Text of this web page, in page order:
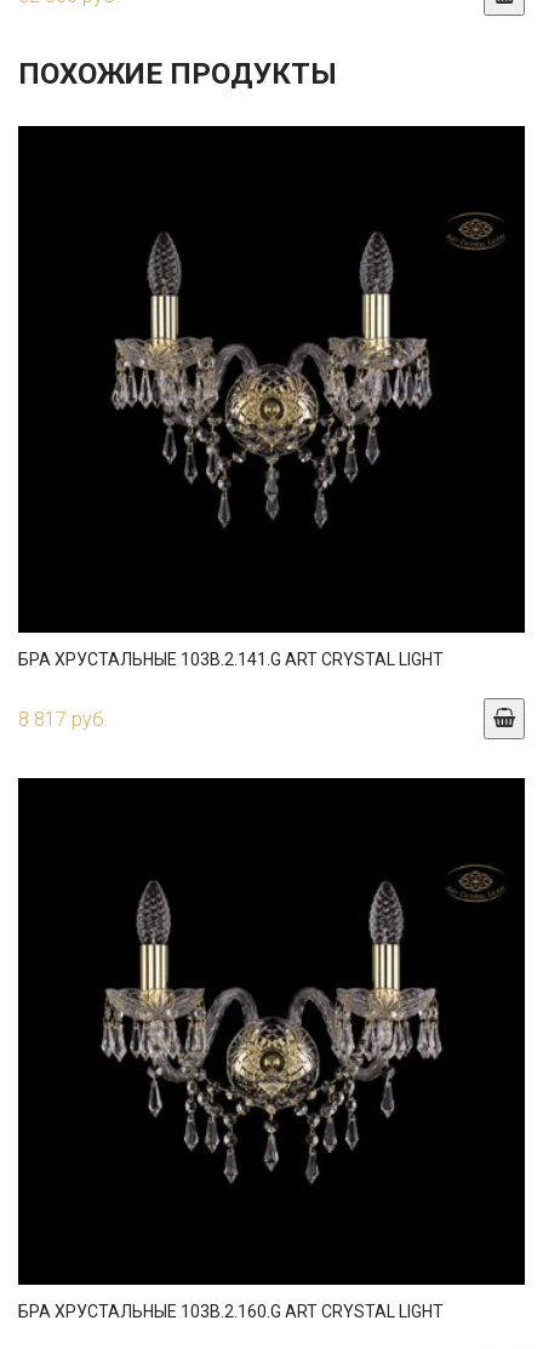
ПОХОЖИЕ ПРОДУКТЫ
БРА ХРУСТАЛЬНЫЕ 103B.2.141.G ART CRYSTAL LIGHT
8 817 руб.
БРА ХРУСТАЛЬНЫЕ 103B.2.160.G ART CRYSTAL LIGHT